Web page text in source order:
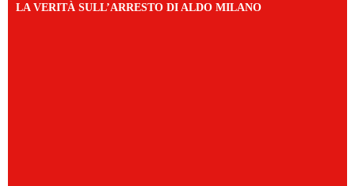
LA VERITÀ SULL’ARRESTO DI ALDO MILANO